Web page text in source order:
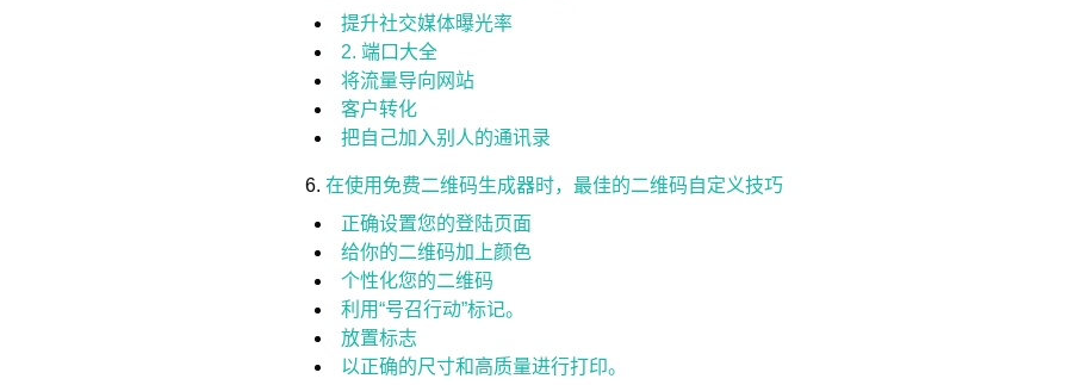
提升社交媒体曝光率
2. 端口大全
将流量导向网站
客户转化
把自己加入别人的通讯录
在使用免费二维码生成器时，最佳的二维码自定义技巧
正确设置您的登陆页面
给你的二维码加上颜色
个性化您的二维码
利用“号召行动”标记。
放置标志
以正确的尺寸和高质量进行打印。